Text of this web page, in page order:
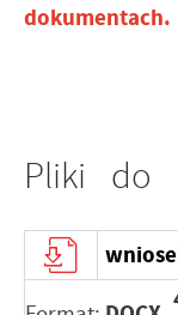
dokumentach.
Pliki do